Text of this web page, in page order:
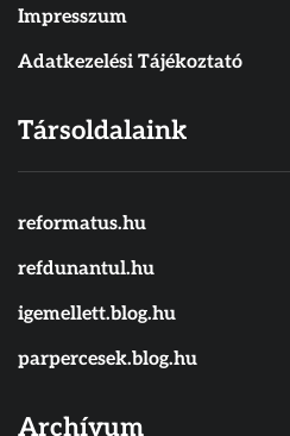
Impresszum
Adatkezelési Tájékoztató
Társoldalaink
reformatus.hu
refdunantul.hu
igemellett.blog.hu
parpercesek.blog.hu
Archívum